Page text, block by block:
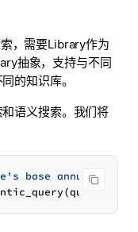
，需要Library作为
抽象，支持与不同
的知识库。
语义搜索。我们将
base annual